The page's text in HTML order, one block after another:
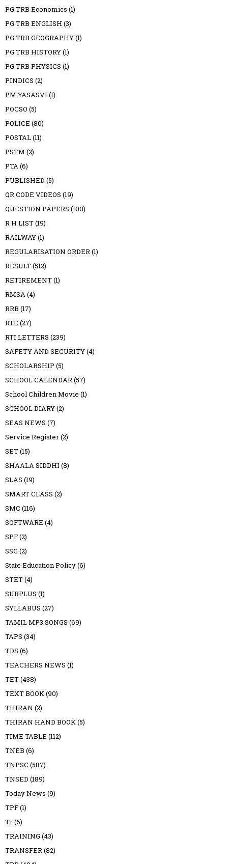
PG TRB Economics (1)
PG TRB ENGLISH (3)
PG TRB GEOGRAPHY(1)
PG TRB HISTORY(1)
PG TRB PHYSICS (1)
PINDICS (2)
PM YASASVI (1)
POCSO (5)
POLICE (80)
POSTAL(11)
PSTM (2)
PTA(6)
PUBLISHED (5)
QR CODE VIDEOS (19)
QUESTION PAPERS (100)
R H LIST(19)
RAILWAY(1)
REGULARISATION ORDER(1)
RESULT(512)
RETIREMENT(1)
RMSA(4)
RRB (17)
RTE (27)
RTI LETTERS (239)
SAFETY AND SECURITY(4)
SCHOLARSHIP (5)
SCHOOL CALENDAR(57)
School Children Movie (1)
SCHOOL DIARY(2)
SEAS NEWS (7)
Service Register(2)
SET(15)
SHAALA SIDDHI (8)
SLAS (19)
SMART CLASS (2)
SMC (116)
SOFTWARE (4)
SPF(2)
SSC (2)
State Education Policy(6)
STET(4)
SURPLUS (1)
SYLLABUS (27)
TAMIL MP3 SONGS (69)
TAPS (34)
TDS (6)
TEACHERS NEWS (1)
TET(438)
TEXT BOOK(90)
THIRAN (2)
THIRAN HAND BOOK(5)
TIME TABLE (112)
TNEB (6)
TNPSC (587)
TNSED (189)
Today News (9)
TPF(1)
Tr(6)
TRAINING (43)
TRANSFER(82)